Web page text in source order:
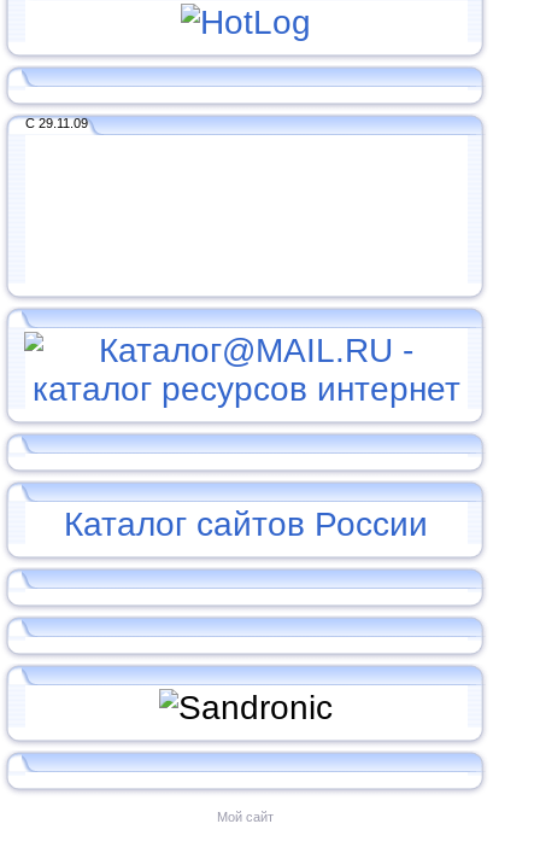
С 29.11.09
Каталог сайтов России
Мой сайт